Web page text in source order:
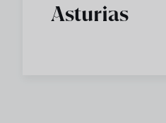
Asturias